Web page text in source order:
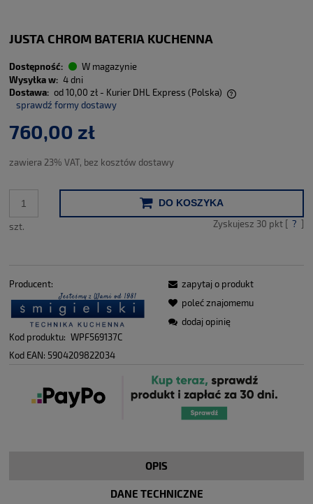
JUSTA CHROM BATERIA KUCHENNA
Dostępność: W magazynie
Wysyłka w: 4 dni
Dostawa: od 10,00 zł - Kurier DHL Express (Polska)
Cena nie zawiera ewentualnych kosztów płatności
sprawdź formy dostawy
760,00 zł
zawiera 23% VAT, bez kosztów dostawy
szt.
DO KOSZYKA
Zyskujesz 30 pkt [ ? ]
Producent:
Kod produktu: WPF569137C
Kod EAN: 5904209822034
zapytaj o produkt
poleć znajomemu
dodaj opinię
OPIS
DANE TECHNICZNE